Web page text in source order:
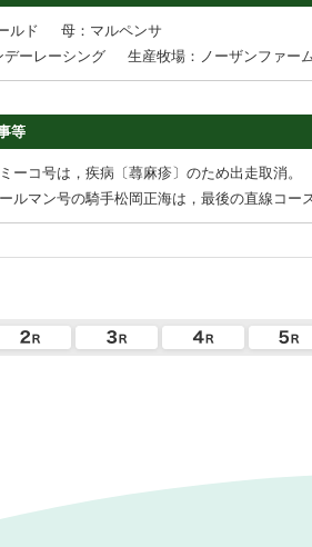
ルド
母：マルペンサ
デーレーシング
生産牧場：ノーザンファー
等
ーコ号は，疾病〔蕁麻疹〕のため出走取消。
ルマン号の騎手松岡正海は，最後の直線コー